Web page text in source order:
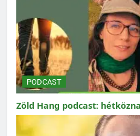
PODCAST
Zöld Hang podcast: